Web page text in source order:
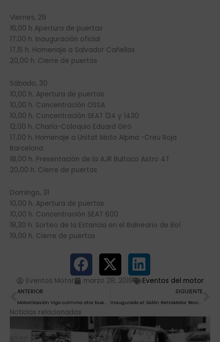
Viernes, 29
16,00 h Apertura de puertas
17,00 h. Inauguración oficial
17,15 h. Homenaje a Salvador Cañellas
20,00 h. Cierre de puertas
Sábado, 30
10,00 h. Apertura de puertas
10,00 h. Concentración OSSA
10,00 h. Concentración SEAT 124 y 1430
12,00 h. Charla-Coloquio Eduard Giró
17,00 h. Homenaje a Unitat Moto Alpina -Creu Roja
Barcelona
18,00 h. Presentación de la AJR Bultaco Astro 4T
20,00 h. Cierre de puertas
Domingo, 31
10,00 h. Apertura de puertas
10,00 h. Concentración SEAT 600
18,30 h. Sorteo de la Estancia en el Balneario de Boí
19,00 h. Cierre de puertas
Eventos Motor marzo 28, 2019 Eventos del motor
Ant
ANTERIOR
MotorOcasión Vigo culmina otra buena edición con casi 20.000 asistentes
SIGUIENTE
Inaugurado el Salón RetroMotor Barcelona, con un emotivo homenaje a Salvador Cañellas
Noticias relacionadas